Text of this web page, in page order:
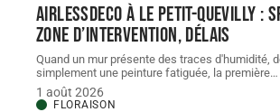
AIRLESSDECO à Le Petit-Quevilly
zone d’intervention, délais
Quand un mur présente des traces d'humidité,
simplement une peinture fatiguée, la première…
1 août 2026
FLORAISON